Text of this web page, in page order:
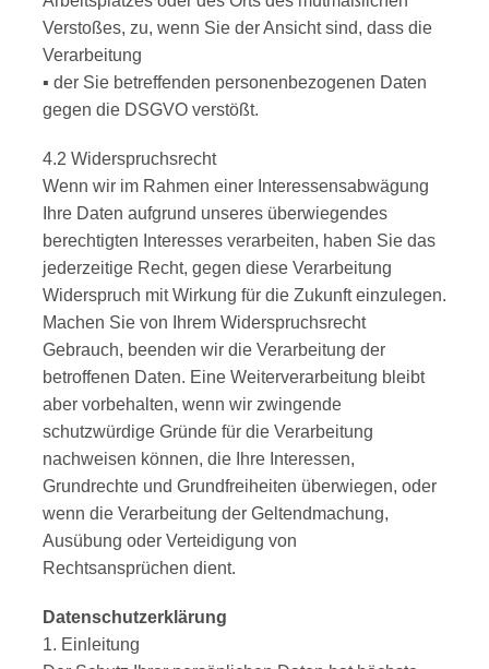
Verstoßes, zu, wenn Sie der Ansicht sind, dass die
Verarbeitung
▪ der Sie betreffenden personenbezogenen Daten
gegen die DSGVO verstößt.
4.2 Widerspruchsrecht
Wenn wir im Rahmen einer Interessensabwägung
Ihre Daten aufgrund unseres überwiegendes
berechtigten Interesses verarbeiten, haben Sie das
jederzeitige Recht, gegen diese Verarbeitung
Widerspruch mit Wirkung für die Zukunft einzulegen.
Machen Sie von Ihrem Widerspruchsrecht
Gebrauch, beenden wir die Verarbeitung der
betroffenen Daten. Eine Weiterverarbeitung bleibt
aber vorbehalten, wenn wir zwingende
schutzwürdige Gründe für die Verarbeitung
nachweisen können, die Ihre Interessen,
Grundrechte und Grundfreiheiten überwiegen, oder
wenn die Verarbeitung der Geltendmachung,
Ausübung oder Verteidigung von
Rechtsansprüchen dient.
Datenschutzerklärung
1. Einleitung